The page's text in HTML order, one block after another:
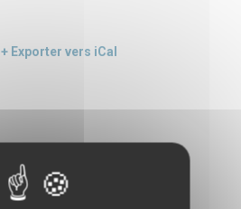
+ Exporter vers iCal